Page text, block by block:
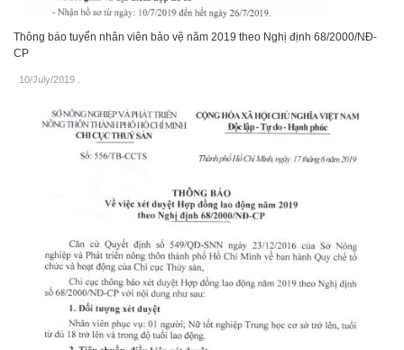
Thông báo tuyển nhân viên bảo vệ năm 2019 theo Nghị định 68/2000/NĐ-
CP
10/July/2019 .